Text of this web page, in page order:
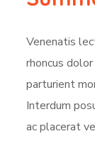
Venenatis
rhoncus
parturient
Interdum
ac placerat